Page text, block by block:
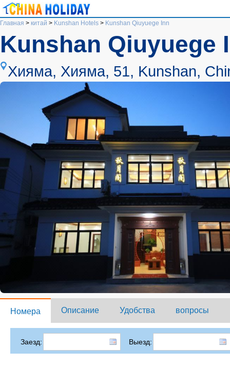
Главная > китай > Kunshan Hotels > Kunshan Qiuyuege Inn
Kunshan Qiuyuege
Хияма, Хияма, 51, Kunshan,
Номера Описание Удобства вопросы
Заезд: Выезд: